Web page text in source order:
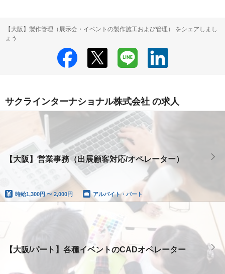
【大阪】製作管理（展示会・イベントの製作施工および管理） をシェアしまし
ょう
サクラインターナショナル株式会社 の求人
【大阪】営業事務（出展顧客対応/オペレーター）
時給1,300円 〜 2,000円 アルバイト・パート
【大阪/パート】各種イベントのCADオペレーター